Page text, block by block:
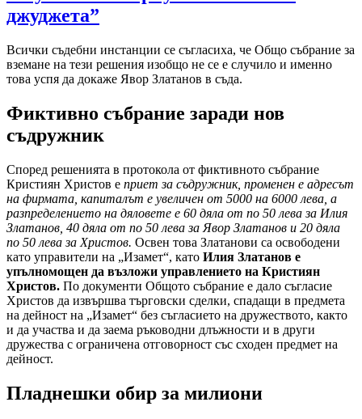
джуджета”
Всички съдебни инстанции се съгласиха, че Общо събрание за
вземане на тези решения изобщо не се е случило и именно
това успя да докаже Явор Златанов в съда.
Фиктивно събрание заради нов
съдружник
Според решенията в протокола от фиктивното събрание
Кристиян Христов е приет за съдружник, променен е адресът
на фирмата, капиталът е увеличен от 5000 на 6000 лева, а
разпределението на дяловете е 60 дяла от по 50 лева за Илия
Златанов, 40 дяла от по 50 лева за Явор Златанов и 20 дяла
по 50 лева за Христов. Освен това Златанови са освободени
като управители на „Изамет“, като Илия Златанов е
упълномощен да възложи управлението на Кристиян
Христов. По документи Общото събрание е дало съгласие
Христов да извършва търговски сделки, спадащи в предмета
на дейност на „Изамет“ без съгласието на дружеството, както
и да участва и да заема ръководни длъжности и в други
дружества с ограничена отговорност със сходен предмет на
дейност.
Пладнешки обир за милиони